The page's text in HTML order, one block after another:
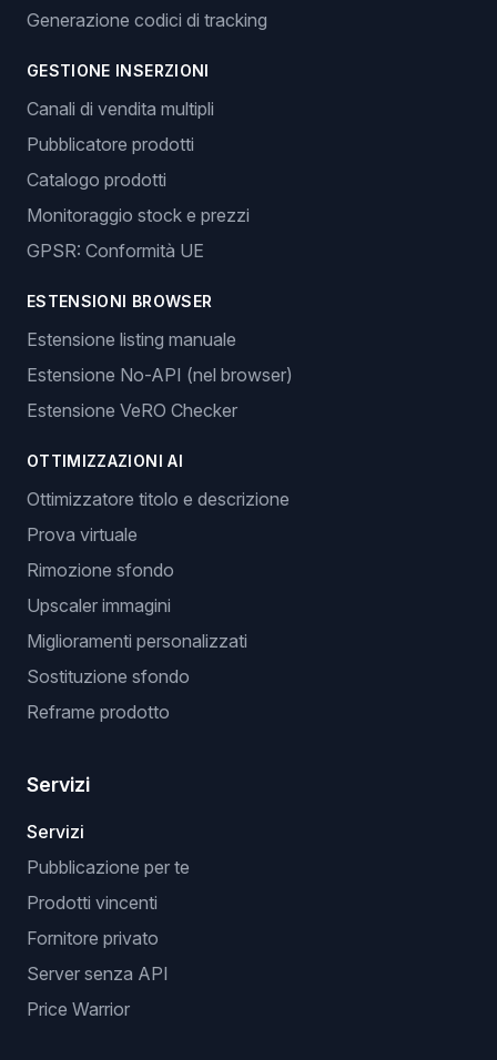
Generazione codici di tracking
GESTIONE INSERZIONI
Canali di vendita multipli
Pubblicatore prodotti
Catalogo prodotti
Monitoraggio stock e prezzi
GPSR: Conformità UE
ESTENSIONI BROWSER
Estensione listing manuale
Estensione No-API (nel browser)
Estensione VeRO Checker
OTTIMIZZAZIONI AI
Ottimizzatore titolo e descrizione
Prova virtuale
Rimozione sfondo
Upscaler immagini
Miglioramenti personalizzati
Sostituzione sfondo
Reframe prodotto
Servizi
Servizi
Pubblicazione per te
Prodotti vincenti
Fornitore privato
Server senza API
Price Warrior